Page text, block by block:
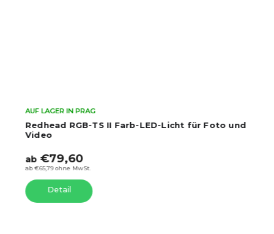
Redhead RGB-TS II Farb-LED-Licht für Foto und
Video
AUF LAGER IN PRAG
ab €65,79 ohne MwSt.
ab€79,60
Detail